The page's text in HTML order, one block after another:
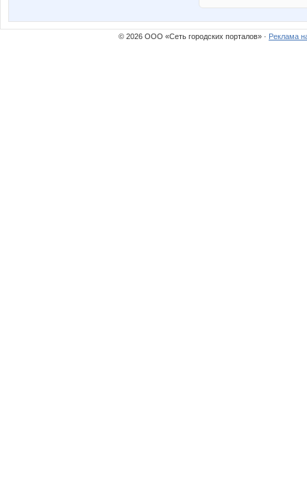
© 2026 ООО «Сеть городских порталов» · Реклама